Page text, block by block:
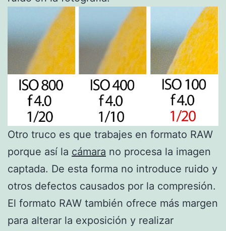
Otro truco es que trabajes en formato RAW
porque así la cámara no procesa la imagen
captada. De esta forma no introduce ruido y
otros defectos causados por la compresión.
El formato RAW también ofrece más margen
para alterar la exposición y realizar